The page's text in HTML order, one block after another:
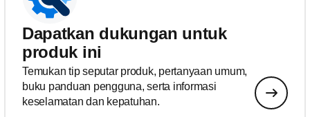
Dapatkan dukungan untuk
produk ini
Temukan tip seputar produk, pertanyaan umum,
buku panduan pengguna, serta informasi
keselamatan dan kepatuhan.